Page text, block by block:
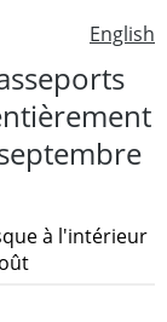
English
à l'intérieur